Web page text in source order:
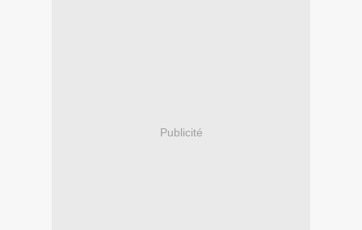
Publicité